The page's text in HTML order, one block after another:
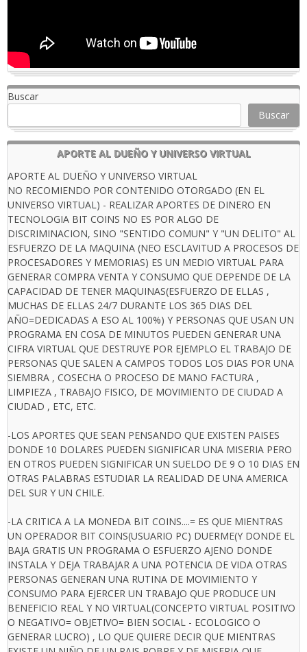
Buscar
Buscar
APORTE AL DUEÑO Y UNIVERSO VIRTUAL
APORTE AL DUEÑO Y UNIVERSO VIRTUAL
NO RECOMIENDO POR CONTENIDO OTORGADO (EN EL
UNIVERSO VIRTUAL) - REALIZAR APORTES DE DINERO EN
TECNOLOGIA BIT COINS NO ES POR ALGO DE
DISCRIMINACION, SINO "SENTIDO COMUN" Y "UN DELITO" AL
ESFUERZO DE LA MAQUINA (NEO ESCLAVITUD A PROCESOS DE
PROCESADORES Y MEMORIAS) ES UN MEDIO VIRTUAL PARA
GENERAR COMPRA VENTA Y CONSUMO QUE DEPENDE DE LA
CAPACIDAD DE TENER MAQUINAS(ESFUERZO DE ELLAS ,
MUCHAS DE ELLAS 24/7 DURANTE LOS 365 DIAS DEL
AÑO=DEDICADAS A ESO AL 100%) Y PERSONAS QUE USAN UN
PROGRAMA EN COSA DE MINUTOS PUEDEN GENERAR UNA
CIFRA VIRTUAL QUE DESTRUYE POR EJEMPLO EL TRABAJO DE
PERSONAS QUE SALEN A CAMPOS TODOS LOS DIAS POR UNA
SIEMBRA , COSECHA O PROCESO DE MANO FACTURA ,
LIMPIEZA , TRABAJO FISICO, DE MOVIMIENTO DE CIUDAD A
CIUDAD , ETC, ETC.
-LOS APORTES QUE SEAN PENSANDO QUE EXISTEN PAISES
DONDE 10 DOLARES PUEDEN SIGNIFICAR UNA MISERIA PERO
EN OTROS PUEDEN SIGNIFICAR UN SUELDO DE 9 O 10 DIAS EN
OTRAS PALABRAS ESTUDIAR LA REALIDAD DE UNA AMERICA
DEL SUR Y UN CHILE.
-LA CRITICA A LA MONEDA BIT COINS....= ES QUE MIENTRAS
UN OPERADOR BIT COINS(USUARIO PC) DUERME(Y DONDE EL
BAJA GRATIS UN PROGRAMA O ESFUERZO AJENO DONDE
INSTALA Y DEJA TRABAJAR A UNA POTENCIA DE VIDA OTRAS
PERSONAS GENERAN UNA RUTINA DE MOVIMIENTO Y
CONSUMO PARA EJERCER UN TRABAJO QUE PRODUCE UN
BENEFICIO REAL Y NO VIRTUAL(CONCEPTO VIRTUAL POSITIVO
O NEGATIVO= OBJETIVO= BIEN SOCIAL - ECOLOGICO O
GENERAR LUCRO) , LO QUE QUIERE DECIR QUE MIENTRAS